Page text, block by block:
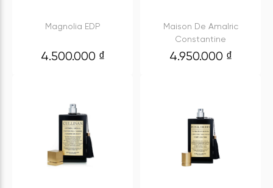
Magnolia EDP
4.500.000 ₫
Maison De Amalric
Constantine
4.950.000 ₫